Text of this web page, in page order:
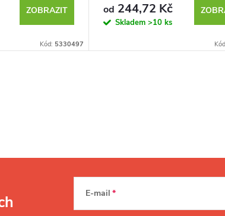
ZOBRAZIT
Kód: 5330497
od 244,72 Kč
Skladem >10 ks
E-mail